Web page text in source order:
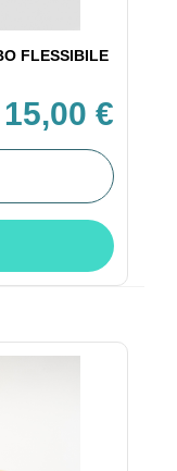
FLESSIBILE
15,00 €